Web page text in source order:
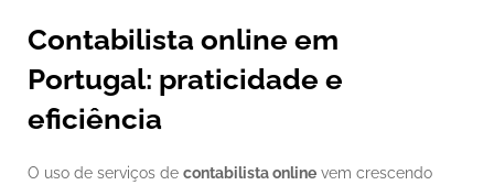
Contabilista online em
Portugal: praticidade e
eficiência
O uso de serviços de contabilista online vem crescendo